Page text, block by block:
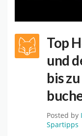
Top
und
bis
Posted by
Spartipps